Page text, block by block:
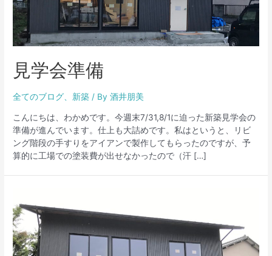
見学会準備
全てのブログ、 新築 / By酒井朋美
こんにちは、わかめです。今週末7/31,8/1に迫った新築見学会の
準備が進んでいます。仕上も大詰めです。私はというと、リビ
ング階段の手すりをアイアンで製作してもらったのですが、予
算的に工場での塗装費が出せなかったので（汗 […]